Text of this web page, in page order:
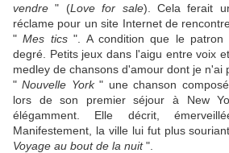
vendre " (Love for sale). Cela ferait
réclame pour un site Internet de
"Mes tics". A condition que le patron
degré. Petits jeux dans l'aigu entre voix
medley de chansons d'amour dont je n'ai
"Nouvelle York" une chanson
lors de son premier séjour à New
élégamment. Elle décrit,
Manifestement, la ville lui fut plus
Voyage au bout de la nuit".